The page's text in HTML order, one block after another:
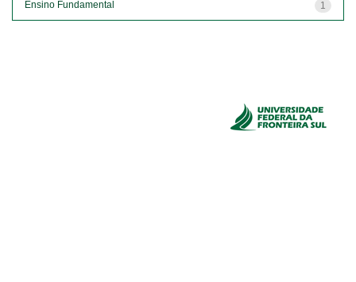
1
Ensino Fundamental